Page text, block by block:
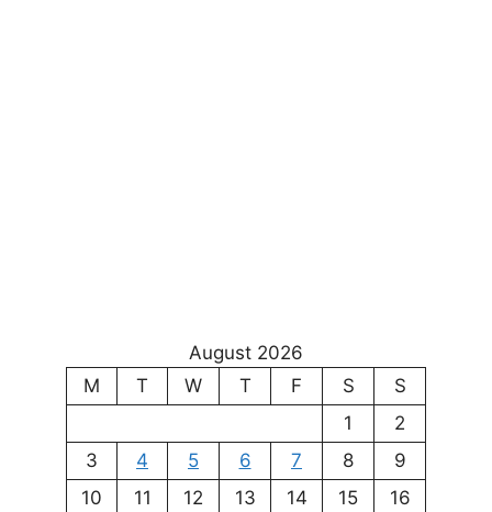
August 2026
M
T W T F S
S
1
2
3
4 5 6 7 8
9
10
11 12 13 14 15
16